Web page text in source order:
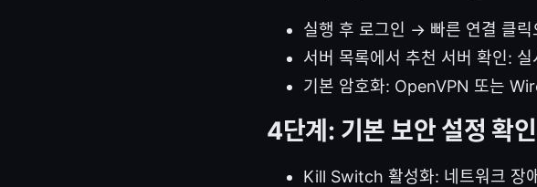
실행 후 로그인 → 빠른 연결 클릭
서버 목록에서 추천 서버 확인:
기본 암호화: OpenVPN 또는
4단계: 기본 보안 설정 확인
Kill Switch 활성화: 네트워크 장